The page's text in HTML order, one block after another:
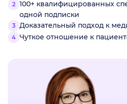
100+ квалифицированных
одной подписки
Доказательный подход к
Чуткое отношение к